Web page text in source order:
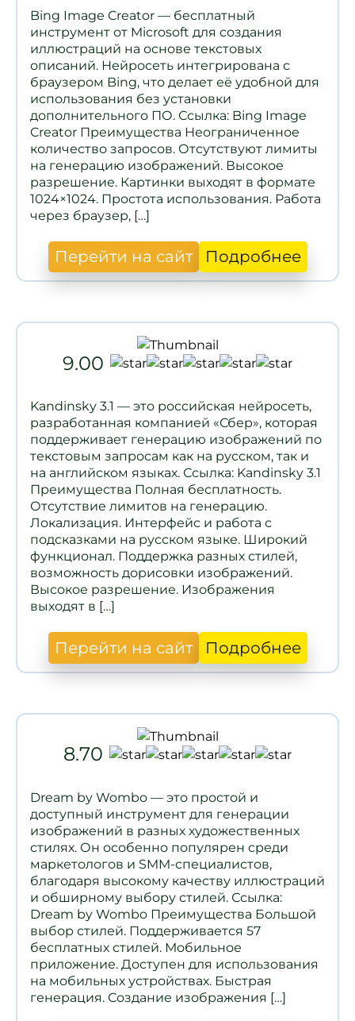
Bing Image Creator — бесплатный
инструмент от Microsoft для создания
иллюстраций на основе текстовых
описаний. Нейросеть интегрирована с
браузером Bing, что делает её удобной для
использования без установки
дополнительного ПО. Ссылка: Bing Image
Creator Преимущества Неограниченное
количество запросов. Отсутствуют лимиты
на генерацию изображений. Высокое
разрешение. Картинки выходят в формате
1024×1024. Простота использования. Работа
через браузер, […]
Перейти на сайт Подробнее
9.00
Kandinsky 3.1 — это российская нейросеть,
разработанная компанией «Сбер», которая
поддерживает генерацию изображений по
текстовым запросам как на русском, так и
на английском языках. Ссылка: Kandinsky 3.1
Преимущества Полная бесплатность.
Отсутствие лимитов на генерацию.
Локализация. Интерфейс и работа с
подсказками на русском языке. Широкий
функционал. Поддержка разных стилей,
возможность дорисовки изображений.
Высокое разрешение. Изображения
выходят в […]
Перейти на сайт Подробнее
8.70
Dream by Wombo — это простой и
доступный инструмент для генерации
изображений в разных художественных
стилях. Он особенно популярен среди
маркетологов и SMM-специалистов,
благодаря высокому качеству иллюстраций
и обширному выбору стилей. Ссылка:
Dream by Wombo Преимущества Большой
выбор стилей. Поддерживается 57
бесплатных стилей. Мобильное
приложение. Доступен для использования
на мобильных устройствах. Быстрая
генерация. Создание изображения […]